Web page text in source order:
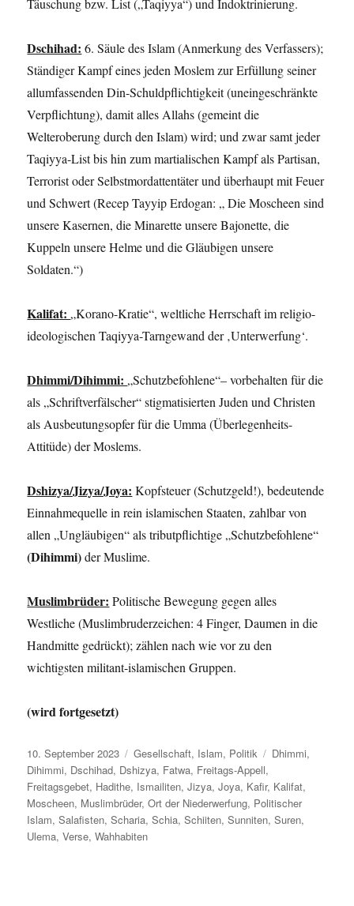
Täuschung bzw. List („Taqiyya“) und Indoktrinierung.
Dschihad: 6. Säule des Islam (Anmerkung des Verfassers);
Ständiger Kampf eines jeden Moslem zur Erfüllung seiner
allumfassenden Din-Schuldpflichtigkeit (uneingeschränkte
Verpflichtung), damit alles Allahs (gemeint die
Welteroberung durch den Islam) wird; und zwar samt jeder
Taqiyya-List bis hin zum martialischen Kampf als Partisan,
Terrorist oder Selbstmordattentäter und überhaupt mit Feuer
und Schwert (Recep Tayyip Erdogan: „ Die Moscheen sind
unsere Kasernen, die Minarette unsere Bajonette, die
Kuppeln unsere Helme und die Gläubigen unsere
Soldaten.“)
Kalifat:„Korano-Kratie“, weltliche Herrschaft im religio-
ideologischen Taqiyya-Tarngewand der ‚Unterwerfung‘.
Dhimmi/Dihimmi:„Schutzbefohlene“– vorbehalten für die
als „Schriftverfälscher“ stigmatisierten Juden und Christen
als Ausbeutungsopfer für die Umma (Überlegenheits-
Attitüde) der Moslems.
Dshizya/Jizya/Joya: Kopfsteuer (Schutzgeld!), bedeutende
Einnahmequelle in rein islamischen Staaten, zahlbar von
allen „Ungläubigen“ als tributpflichtige „Schutzbefohlene“
(Dihimmi)der Muslime.
Muslimbrüder: Politische Bewegung gegen alles
Westliche (Muslimbruderzeichen: 4 Finger, Daumen in die
Handmitte gedrückt); zählen nach wie vor zu den
wichtigsten militant-islamischen Gruppen.
(wird fortgesetzt)
Veröffentlicht
am
10. September 2023 Kategorien
Gesellschaft, Islam, Politik Schlagwörter
Dhimmi,
Dihimmi, Dschihad, Dshizya, Fatwa, Freitags-Appell,
Freitagsgebet, Hadithe, Ismailiten,Jizya,Joya, Kafir, Kalifat,
Moscheen, Muslimbrüder,Ort der Niederwerfung, Politischer
Islam,Salafisten,Scharia,Schia,Schiiten,Sunniten,Suren,
Ulema,Verse,Wahhabiten